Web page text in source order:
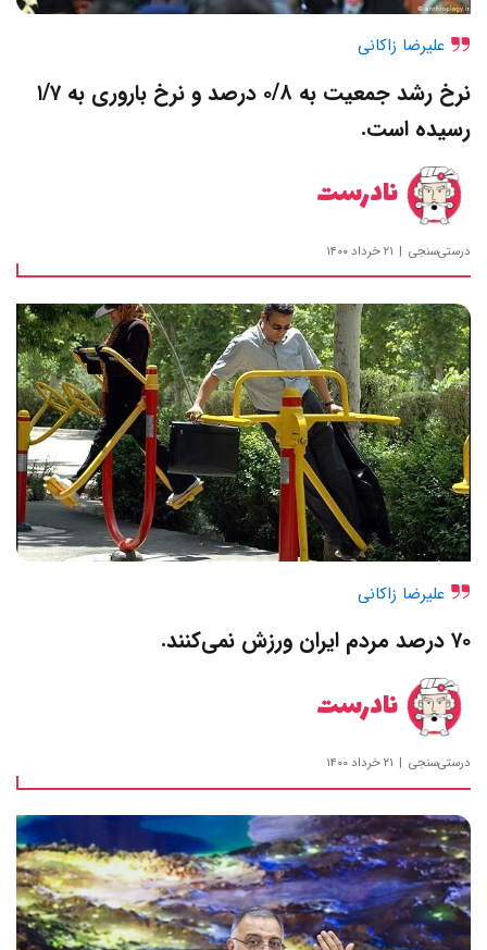
علیرضا زاکانی
نرخ رشد جمعیت به ۰/۸ درصد و نرخ باروری به ۱/۷
رسیده است.
نادرست
درستی‌سنجی ۲۱ خرداد ۱۴۰۰
علیرضا زاکانی
۷۰ درصد مردم ایران ورزش نمی‌کنند.
نادرست
درستی‌سنجی ۲۱ خرداد ۱۴۰۰